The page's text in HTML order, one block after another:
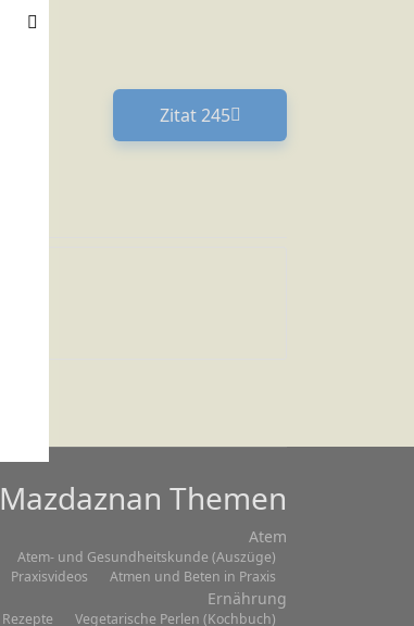
Nächster Beitrag: Zitat
Zitat 245
Mazdaznan Themen
Atem
Atem- und Gesundheitskunde (Auszüge)
Praxisvideos
Atmen und Beten in Praxis
Ernährung
Rezepte Vegetarische Perlen (Kochbuch)